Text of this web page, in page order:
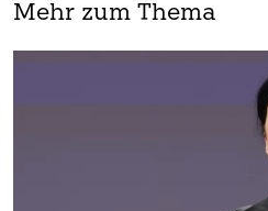
Mehr zum Thema